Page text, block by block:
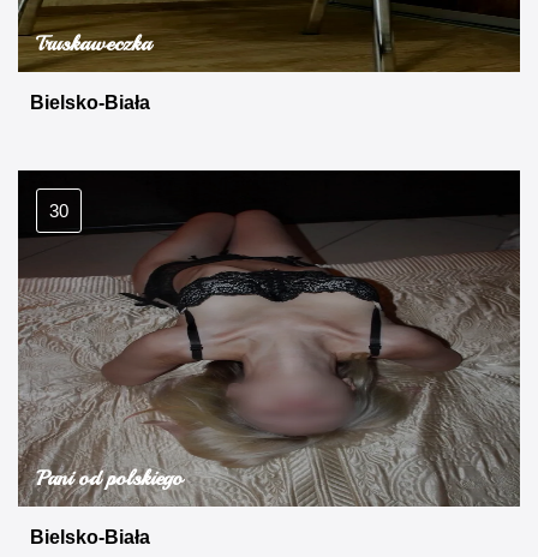
Truskaweczka
Bielsko-Biała
30
Pani od polskiego
Bielsko-Biała